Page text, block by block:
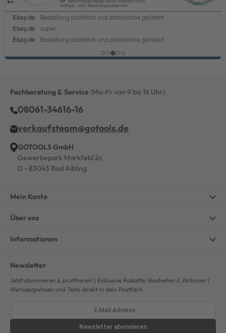
Fachberatung & Service (Mo-Fr von 9 bis 16 Uhr)
08061-34616-16
verkaufsteam@gotools.de
GOTOOLS GmbH
Gewerbepark Markfeld 2c
D - 83043 Bad Aibling
Mein Konto
Über uns
Informationen
Newsletter
Jetzt abonnieren & profitieren! | Exklusive Rabatte, Neuheiten & Aktionen |
Werkzeugwissen und Tests direkt in dein Postfach
Newsletter abonnieren